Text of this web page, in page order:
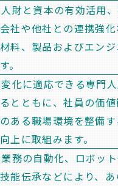
人財と資本の有効活用
会社や他社との連携強
材料、製品およびエン
す。
変化に適応できる専門
るとともに、社員の価
のある職場環境を整備
向上に取組みます。
業務の自動化、ロボッ
技能伝承などにより、